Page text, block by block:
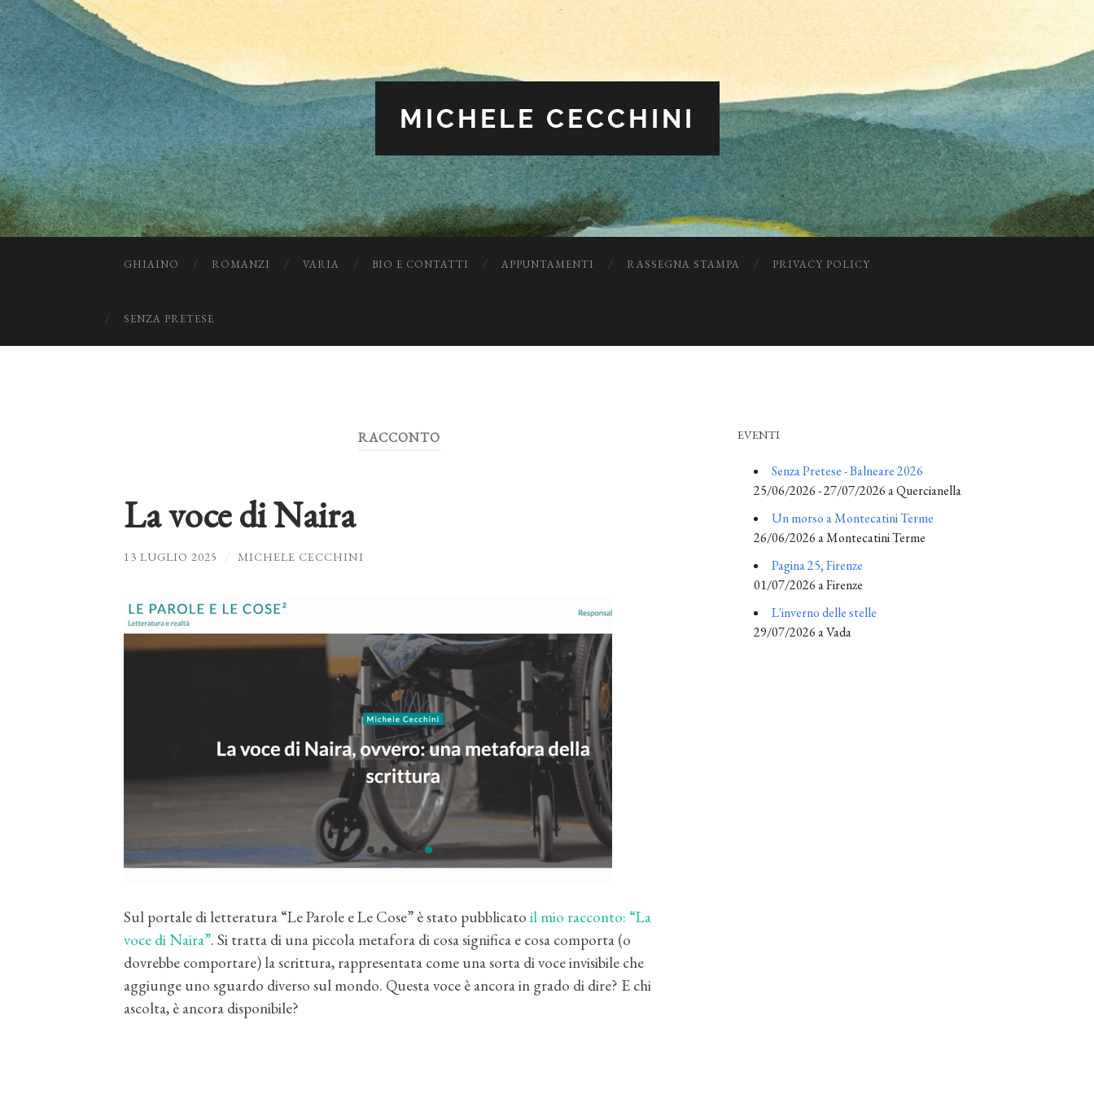
MICHELE CECCHINI
GHIAINO ROMANZI VARIA BIO E CONTATTI APPUNTAMENTI RASSEGNA STAMPA PRIVACY POLICY
SENZA PRETESE
RACCONTO
La voce di Naira
13 LUGLIO 2025 / MICHELE CECCHINI
Sul portale di letteratura “Le Parole e Le Cose” è stato pubblicato il mio racconto: “La
voce di Naira”. Si tratta di una piccola metafora di cosa significa e cosa comporta (o
dovrebbe comportare) la scrittura, rappresentata come una sorta di voce invisibile che
aggiunge uno sguardo diverso sul mondo. Questa voce è ancora in grado di dire? E chi
ascolta, è ancora disponibile?
EVENTI
Senza Pretese - Balneare 2026
25/06/2026 - 27/07/2026 a Quercianella
Un morso a Montecatini Terme
26/06/2026 a Montecatini Terme
Pagina 25, Firenze
01/07/2026 a Firenze
L'inverno delle stelle
29/07/2026 a Vada